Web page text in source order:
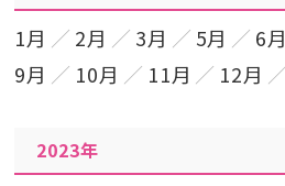
1月 2月 3月 5月 6月
9月
10月 11月 12月
2023年